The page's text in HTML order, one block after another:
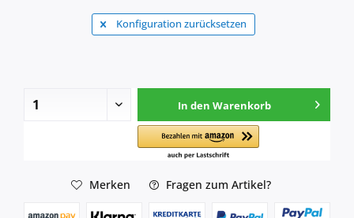
Konfiguration zurücksetzen
In den Warenkorb
Merken Fragen zum Artikel?